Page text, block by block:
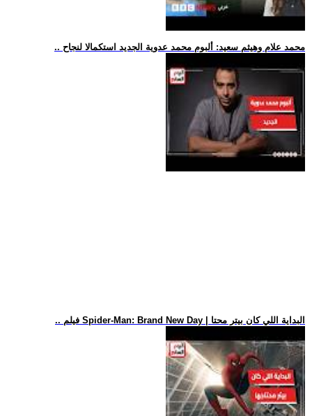
.. محمد علام وهيثم سعيد: ألبوم محمد عدوية الجديد استكمالا لنجاح
.. فيلم Spider-Man: Brand New Day | البداية اللي كان بيتر محتا